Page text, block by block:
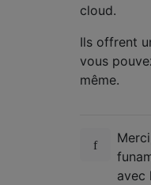
cloud.
Ils offrent
vous
même.
avec